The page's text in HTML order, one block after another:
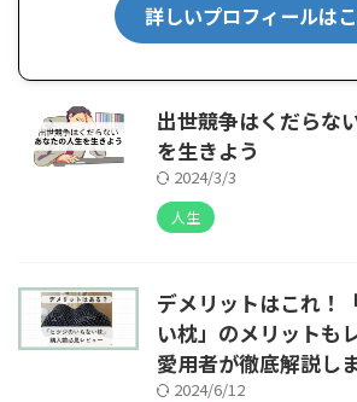
詳しいプロフィールは
出世競争はくだらな
を生きよう
2024/3/3
人生
デメリットはこれ！
い枕」のメリットも
愛用者が徹底解説し
2024/6/12